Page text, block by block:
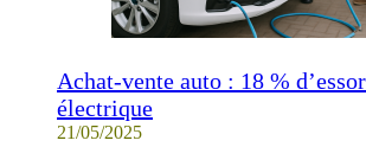
Achat-vente auto : 18 %
électrique
21/05/2025